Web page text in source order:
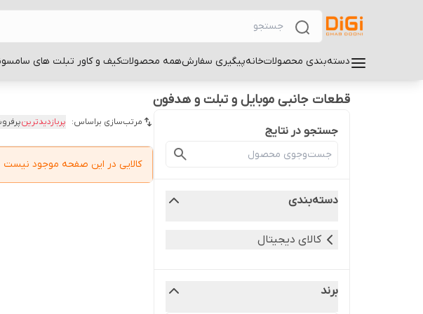
دسته‌بندی محصولاتخانهپیگیری سفارشهمه محصولاتکیف و کاور تبلت های
قطعات جانبی موبایل و تبلت و هدفون
جستجو در نتایج
دسته‌بندی
کالای دیجیتال
برند
مرتب‌سازی براساس: پربازدیدترین
کالایی در این صفحه موجود نیست